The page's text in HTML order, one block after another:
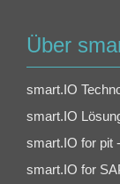
Über
smart.IO
smart.IO
smart.IO for pit
smart.IO for